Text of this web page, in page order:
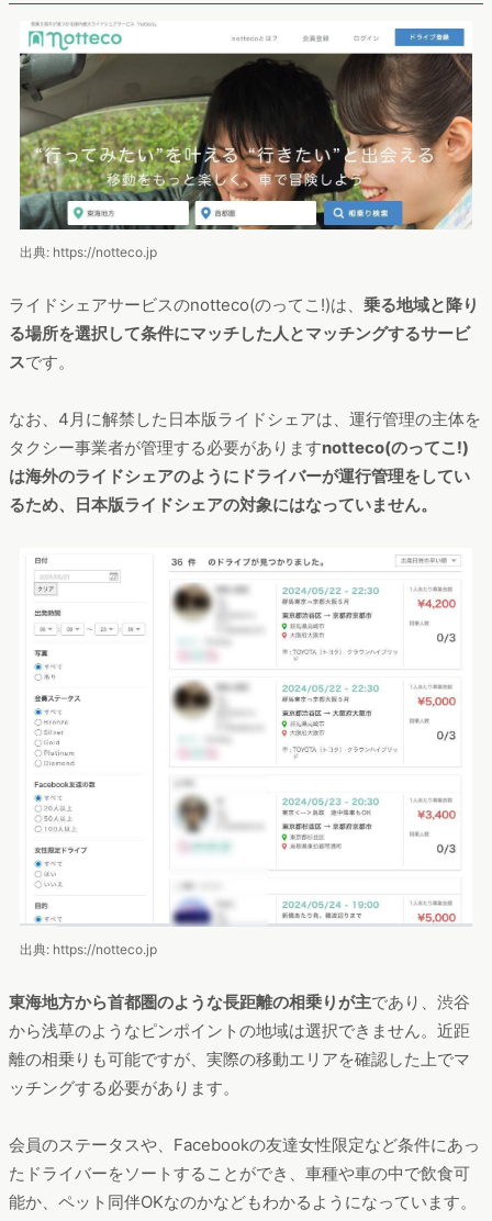
出典: https://notteco.jp
ライドシェアサービスのnotteco(のってこ!)は、 乗る地域と降り
る場所を選択して条件にマッチした人とマッチングするサービ
スです。
なお、4月に解禁した日本版ライドシェアは、運行管理の主体を
タクシー事業者が管理する必要がありますnotteco(のってこ!)
は海外のライドシェアのようにドライバーが運行管理をしてい
るため、日本版ライドシェアの対象にはなっていません。
出典: https://notteco.jp
東海地方から首都圏のような長距離の相乗りが主であり、渋谷
から浅草のようなピンポイントの地域は選択できません。近距
離の相乗りも可能ですが、実際の移動エリアを確認した上でマ
ッチングする必要があります。
会員のステータスや、Facebookの友達女性限定など条件にあっ
たドライバーをソートすることができ、車種や車の中で飲食可
能か、ペット同伴OKなのかなどもわかるようになっています。